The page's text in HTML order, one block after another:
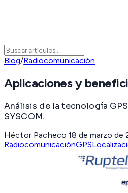
Blog/Radiocomunicación
Aplicaciones y
Análisis de la tecnología
SYSCOM.
Héctor Pacheco·18 de marzo de
RadiocomunicaciónGPS